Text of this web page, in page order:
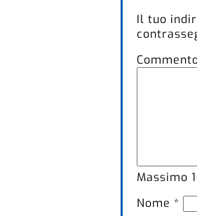
Il tuo
Massimo
Nome *